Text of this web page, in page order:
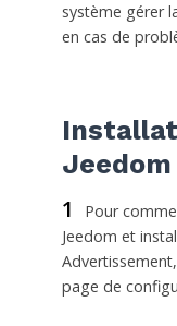
système gérer
en cas de
Jeedom
1
Pour
Jeedom et
page de